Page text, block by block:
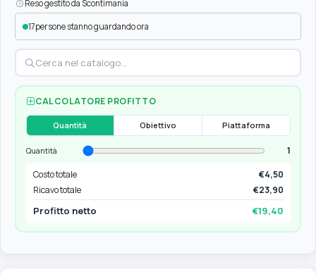
Reso gestito da Scontimania
17persone stanno guardando ora
CALCOLATORE PROFITTO
Quantità Obiettivo Piattaforma
Quantità
1
Costo totale
€4,50
Ricavo totale
€23,90
Profitto netto €19,40